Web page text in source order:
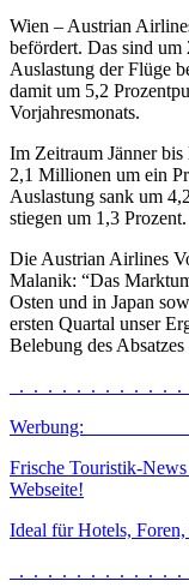
Wien – Austrian
befördert. Das sind
Auslastung der Flüge
damit um 5,2
Vorjahresmonats.
Im Zeitraum Jänner
2,1 Millionen um ein
Auslastung sank um
stiegen um 1,3
Die Austrian Airlines
Malanik: “Das
Osten und in Japan
ersten Quartal unser
Belebung des
Werbung: Steht
Frische Touristik-
Webseite!
Ideal für Hotels,